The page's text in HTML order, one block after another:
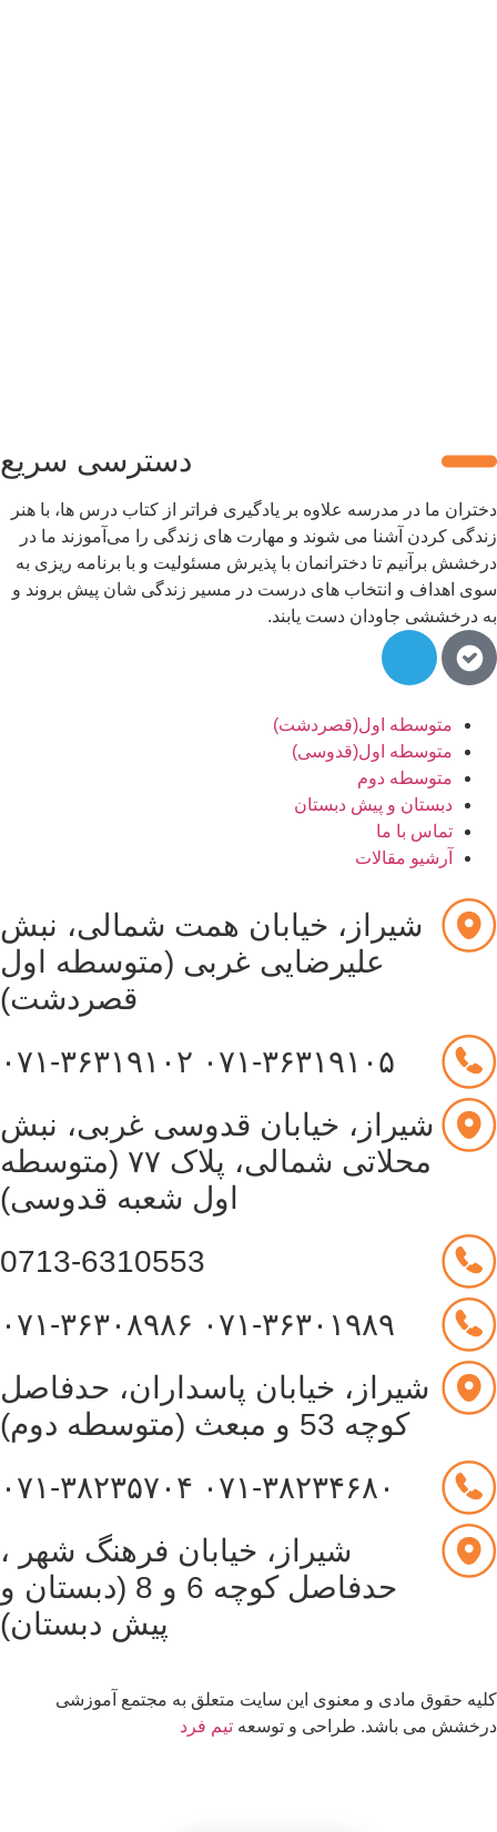
دسترسی سریع
ما در مدرسه علاوه بر یادگیری فراتر از کتاب درس ها، با هنر
کردن آشنا می شوند و مهارت های زندگی را می‌آموزند ما در
برآنیم تا دخترانمان با پذیرش مسئولیت و با برنامه ریزی به
اهداف و انتخاب های درست در مسیر زندگی شان پیش بروند و
درخششی جاودان دست یابند.
متوسطه اول(قصردشت)
متوسطه اول(قدوسی)
متوسطه دوم
دبستان و پیش دبستان
تماس با ما
آرشیو مقالات
شیراز، خیابان همت شمالی، نبش
علیرضایی غربی (متوسطه اول
قصردشت)
۰۷۱-۳۶۳۱۹۱۰۵
۰۷۱-۳۶۳۱۹۱۰۲
شیراز، خیابان قدوسی غربی، نبش
محلاتی شمالی، پلاک ۷۷ (متوسطه
اول شعبه قدوسی)
0713-6310553
۰۷۱-۳۶۳۰۱۹۸۹
۰۷۱-۳۶۳۰۸۹۸۶
شیراز، خیابان پاسداران، حدفاصل
کوچه 53 و مبعث (متوسطه دوم)
۰۷۱-۳۸۲۳۴۶۸۰
۰۷۱-۳۸۲۳۵۷۰۴
شیراز، خیابان فرهنگ شهر ،
حدفاصل کوچه 6 و 8 (دبستان و
پیش دبستان)
حقوق مادی و معنوی این سایت متعلق به مجتمع آموزشی
می باشد. طراحی و توسعهتیم فرد